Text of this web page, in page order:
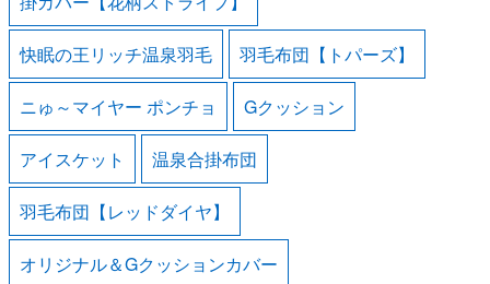
快眠の王リッチ温泉羽毛 羽毛布団【トパーズ】
ニゅ～マイヤー ポンチョ Gクッション
アイスケット 温泉合掛布団
羽毛布団【レッドダイヤ】
オリジナル＆Gクッションカバー